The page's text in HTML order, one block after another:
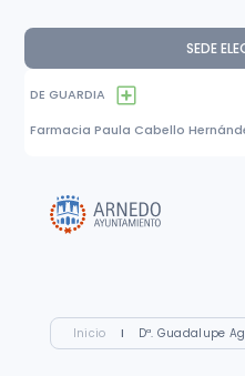
SEDE
DE GUARDIA
Farmacia Paula Cabello
Inicio I Dª. Guadalupe